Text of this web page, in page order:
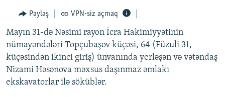
FƏRQƏ BAX
QANUNI DOĞRU
ARAŞDIRMA
MULTIMEDIA
VIDEO
RADIO ARXIV
Paylaş VPN-siz açmaq
Mayın 31-də Nəsimi rayon İcra Hakimiyyətinin
nümayəndələri Topçubaşov küçəsi, 64 (Füzuli 31,
küçəsindən ikinci giriş) ünvanında yerləşən və vətəndaş
Nizami Həsənova məxsus daşınmaz əmlakı
ekskavatorlar ilə söküblər.